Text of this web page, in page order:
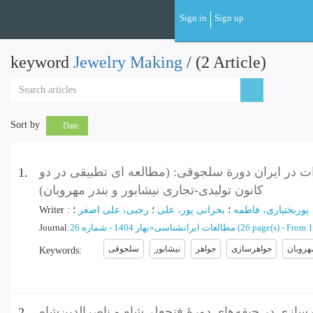
Sign in Sign up
keyword Jewelry Making ‎/ (2 Article)
Sort by Date
1.
در ایران دورة سلجوقی: (مطالعه ای تطبیقی در دو
کانون تولیدی-تجاری نیشابور و بندر مهروبان)
Writer : پوربختیاری، فاطمه ؛ بحرانی پور، علی ؛ رجبی، علی اصغر ؛
Journal: مطالعات ایرانشناسی»بهار 1404 - شماره 26 (‎26 page(s) - From
Keywords: سلجوقی نیشابور جواهر جواهرسازی